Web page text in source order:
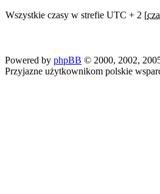
Wszystkie czasy w strefie UTC + 2 [
Powered by phpBB © 2000, 2002,
Przyjazne użytkownikom polskie